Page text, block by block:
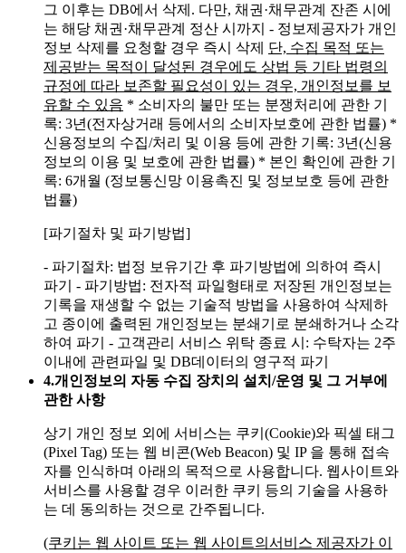
그 이후는 DB에서 삭제. 다만, 채권·채무관계 잔존 시에
는 해당 채권·채무관계 정산 시까지 - 정보제공자가 개인
정보 삭제를 요청할 경우 즉시 삭제 단, 수집 목적 또는
제공받는 목적이 달성된 경우에도 상법 등 기타 법령의
규정에 따라 보존할 필요성이 있는 경우, 개인정보를 보
유할 수 있음 * 소비자의 불만 또는 분쟁처리에 관한 기
록: 3년(전자상거래 등에서의 소비자보호에 관한 법률) *
신용정보의 수집/처리 및 이용 등에 관한 기록: 3년(신용
정보의 이용 및 보호에 관한 법률) * 본인 확인에 관한 기
록: 6개월 (정보통신망 이용촉진 및 정보보호 등에 관한
법률)
[파기절차 및 파기방법]
- 파기절차: 법정 보유기간 후 파기방법에 의하여 즉시
파기
- 파기방법: 전자적 파일형태로 저장된 개인정보는
기록을 재생할 수 없는 기술적 방법을 사용하여 삭제하
고 종이에 출력된 개인정보는 분쇄기로 분쇄하거나 소각
하여 파기
- 고객관리 서비스 위탁 종료 시: 수탁자는 2주
이내에 관련파일 및 DB데이터의 영구적 파기
4.개인정보의 자동 수집 장치의 설치/운영 및 그 거부에
관한 사항
상기 개인 정보 외에 서비스는 쿠키(Cookie)와 픽셀 태그
(Pixel Tag) 또는 웹 비콘(Web Beacon) 및 IP 을 통해 접속
자를 인식하며 아래의 목적으로 사용합니다. 웹사이트와
서비스를 사용할 경우 이러한 쿠키 등의 기술을 사용하
는 데 동의하는 것으로 간주됩니다.
(쿠키는 웹 사이트 또는 웹 사이트의서비스 제공자가 이